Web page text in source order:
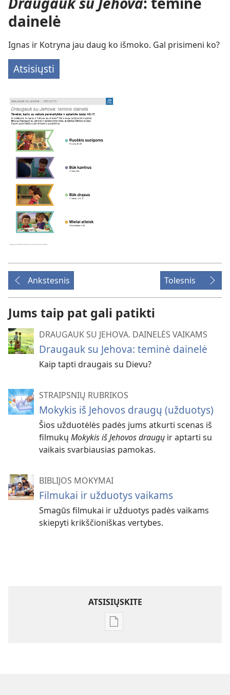
dainelė
Ignas ir Kotryna jau daug ko išmoko. Gal prisimeni ko?
Atsisiųsti
Ankstesnis Tolesnis
Jums taip pat gali patikti
DRAUGAUK SU JEHOVA. DAINELĖS VAIKAMS
Draugauk su Jehova: teminė dainelė
Kaip tapti draugais su Dievu?
STRAIPSNIŲ RUBRIKOS
Mokykis iš Jehovos draugų (užduotys)
Šios užduotėlės padės jums atkurti scenas iš
filmukų Mokykis iš Jehovos draugų ir aptarti su
vaikais svarbiausias pamokas.
BIBLIJOS MOKYMAI
Filmukai ir užduotys vaikams
Smagūs filmukai ir užduotys padės vaikams
skiepyti krikščioniškas vertybes.
ATSISIŲSKITE
Skaitmeninių